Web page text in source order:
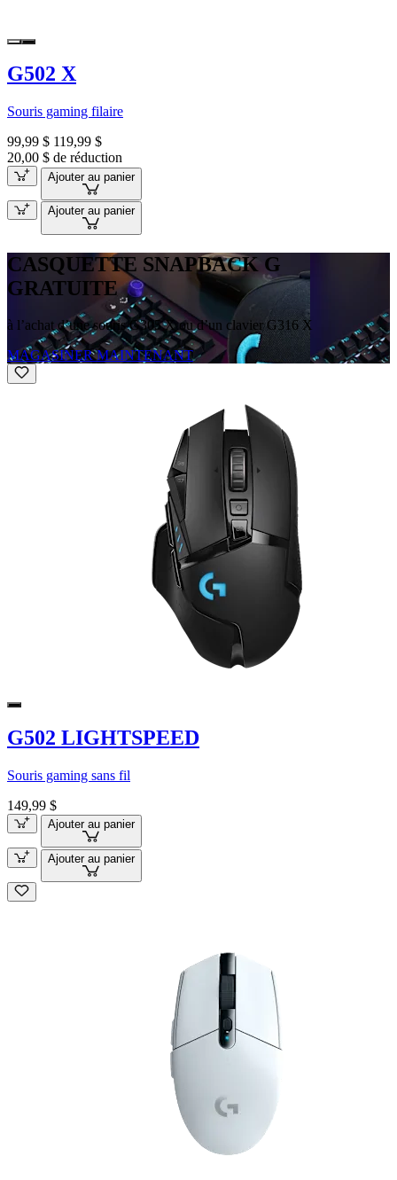
G502 X
Souris gaming filaire
99,99 $ 119,99 $
20,00 $ de réduction
Ajouter au panier
Ajouter au panier
CASQUETTE SNAPBACK G
GRATUITE
à l’achat d’une souris G305 X ou d’un clavier G316 X
MAGASINER MAINTENANT
G502 LIGHTSPEED
Souris gaming sans fil
149,99 $
Ajouter au panier
Ajouter au panier